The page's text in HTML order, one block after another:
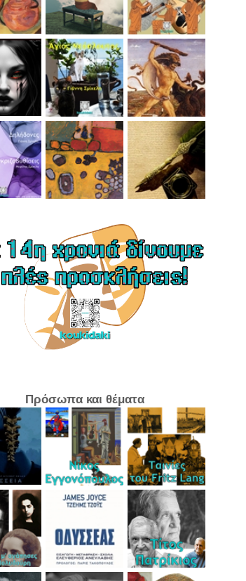
Πρόσωπα και θέματα